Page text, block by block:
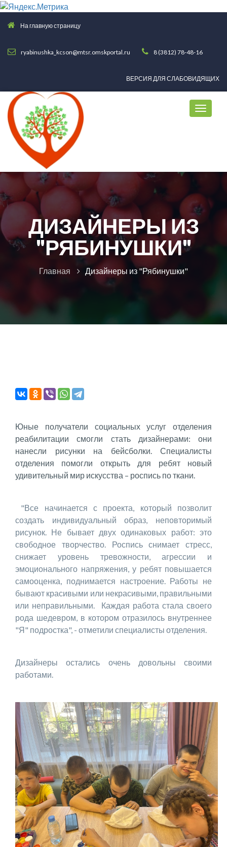
На главную страницу
ryabinushka_kcson@mtsr.omskportal.ru 8 (3812) 78-48-16
ВЕРСИЯ ДЛЯ СЛАБОВИДЯЩИХ
ДИЗАЙНЕРЫ ИЗ
"РЯБИНУШКИ"
Главная Дизайнеры из "Рябинушки"
Юные получатели социальных услуг отделения
реабилитации смогли стать дизайнерами: они
нанесли рисунки на бейсболки. Специалисты
отделения помогли открыть для ребят новый
удивительный мир искусства – роспись по ткани.
"Все начинается с проекта, который позволит
создать индивидуальный образ, неповторимый
рисунок. Не бывает двух одинаковых работ: это
свободное творчество. Роспись снимает стресс,
снижает уровень тревожности, агрессии и
эмоционального напряжения, у ребят повышается
самооценка, поднимается настроение. Работы не
бывают красивыми или некрасивыми, правильными
или неправильными. Каждая работа стала своего
рода шедевром, в котором отразилось внутреннее
"Я" подростка", - отметили специалисты отделения.
Дизайнеры остались очень довольны своими
работами.